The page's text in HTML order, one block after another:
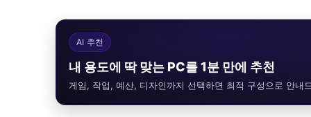
AI 추천
내 용도에 딱 맞는 PC를 1분 만에 추천
게임, 작업, 예산, 디자인까지 선택하면 최적 구성으로 안내